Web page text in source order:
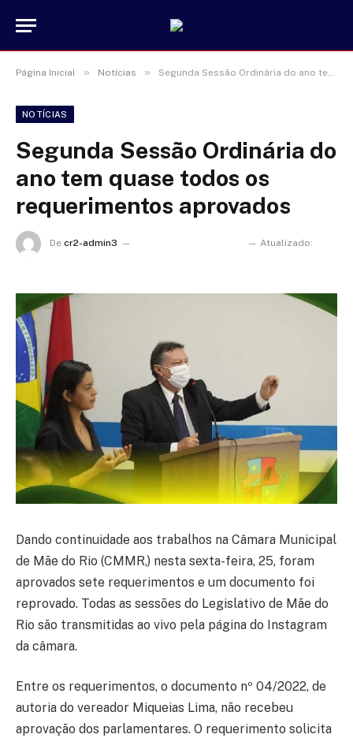
Página Inicial » Notícias » Segunda Sessão Ordinária do ano tem quase todos os requerimentos aprovados
NOTÍCIAS
Segunda Sessão Ordinária do
ano tem quase todos os
requerimentos aprovados
De cr2-admin3 Atualizado:
Dando continuidade aos trabalhos na Câmara Municipal
de Mãe do Rio (CMMR,) nesta sexta-feira, 25, foram
aprovados sete requerimentos e um documento foi
reprovado. Todas as sessões do Legislativo de Mãe do
Rio são transmitidas ao vivo pela página do Instagram
da câmara.
Entre os requerimentos, o documento nº 04/2022, de
autoria do vereador Miqueias Lima, não recebeu
aprovação dos parlamentares. O requerimento solicita